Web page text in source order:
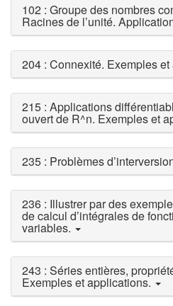
102 : Groupe des nombres
Racines de l’unité.
204 : Connexité. Exemples
215 : Applications
ouvert de R^n. Exemples et
235 : Problèmes
236 : Illustrer par des
de calcul d’intégrales de
variables.
243 : Séries entières,
Exemples et applications.